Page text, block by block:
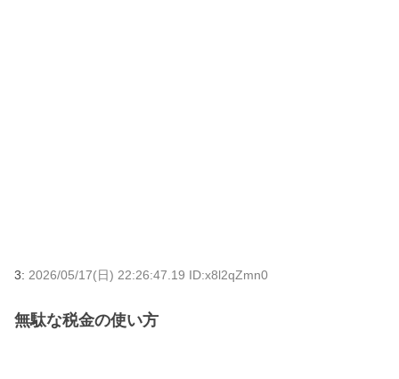
3: 2026/05/17(日) 22:26:47.19 ID:x8l2qZmn0
無駄な税金の使い方